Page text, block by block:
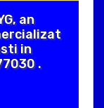
an
in
.